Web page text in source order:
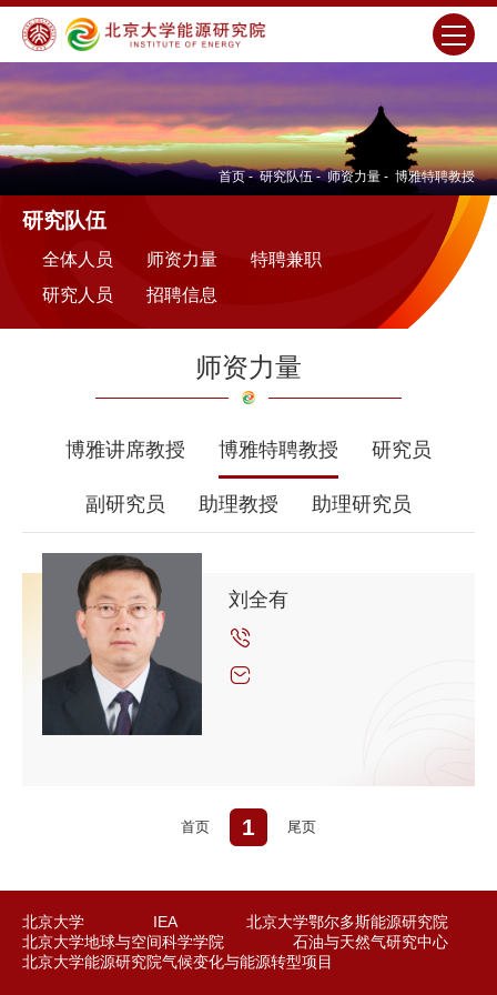
首页 - 研究队伍 - 师资力量 - 博雅特聘教授
研究队伍
全体人员 师资力量
特聘兼职
研究人员
招聘信息
师资力量
博雅讲席教授 博雅特聘教授 研究员
副研究员 助理教授 助理研究员
刘全有
首页 1 尾页
北京大学 IEA
北京大学鄂尔多斯能源研究院
北京大学地球与空间科学学院
石油与天然气研究中心
北京大学能源研究院气候变化与能源转型项目